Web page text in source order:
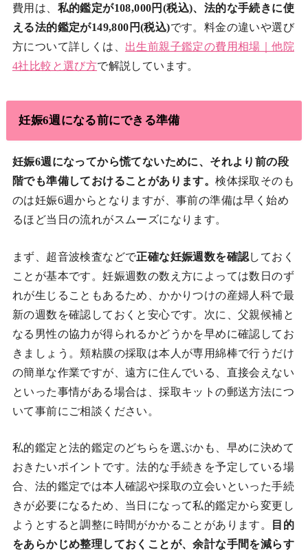
費用は、 私的鑑定が108,000円(税込)、法的な手続きに使
える法的鑑定が149,800円(税込)です。料金の違いや選び
方について詳しくは、 出生前親子鑑定の費用相場｜他院
4社比較と選び方で解説しています。
妊娠6週になる前にできる準備
妊娠6週になってから慌てないために、それより前の段
階でも準備しておけることがあります。検体採取そのも
のは妊娠6週からとなりますが、事前の準備は早く始め
るほど当日の流れがスムーズになります。
まず、超音波検査などで正確な妊娠週数を確認しておく
ことが基本です。妊娠週数の数え方によっては数日のず
れが生じることもあるため、かかりつけの産婦人科で最
新の週数を確認しておくと安心です。次に、父親候補と
なる男性の協力が得られるかどうかを早めに確認してお
きましょう。頬粘膜の採取は本人が専用綿棒で行うだけ
の簡単な作業ですが、遠方に住んでいる、直接会えない
といった事情がある場合は、採取キットの郵送方法につ
いて事前にご相談ください。
私的鑑定と法的鑑定のどちらを選ぶかも、早めに決めて
おきたいポイントです。法的な手続きを予定している場
合、法的鑑定では本人確認や採取の立会いといった手続
きが必要になるため、当日になって私的鑑定から変更し
ようとすると調整に時間がかかることがあります。
目的
をあらかじめ整理しておくことが、余計な手間を減らす